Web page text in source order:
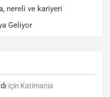
nereli ve kariyeri
Geliyor
için Katimania